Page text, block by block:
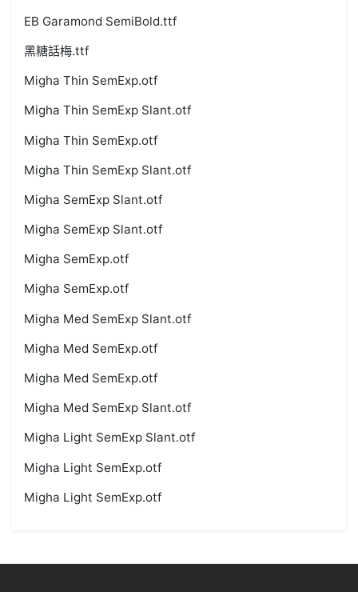
EB Garamond SemiBold.ttf
黑糖話梅.ttf
Migha Thin SemExp.otf
Migha Thin SemExp Slant.otf
Migha Thin SemExp.otf
Migha Thin SemExp Slant.otf
Migha SemExp Slant.otf
Migha SemExp Slant.otf
Migha SemExp.otf
Migha SemExp.otf
Migha Med SemExp Slant.otf
Migha Med SemExp.otf
Migha Med SemExp.otf
Migha Med SemExp Slant.otf
Migha Light SemExp Slant.otf
Migha Light SemExp.otf
Migha Light SemExp.otf